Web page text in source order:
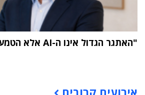
"האתגר הגדול אינו ה-AI אלא הטמעתה בארגון"
אירועים קרובים